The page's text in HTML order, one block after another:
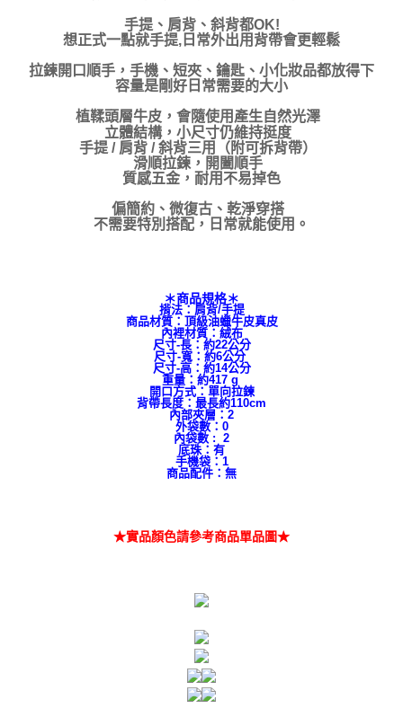
手提、肩背、斜背都OK!
想正式一點就手提,日常外出用背帶會更輕鬆
拉鍊開口順手，手機、短夾、鑰匙、小化妝品都放得下
容量是剛好日常需要的大小
植鞣頭層牛皮，會隨使用產生自然光澤
立體結構，小尺寸仍維持挺度
手提 / 肩背 / 斜背三用（附可拆背帶）
滑順拉鍊，開闔順手
質感五金，耐用不易掉色
偏簡約、微復古、乾淨穿搭
不需要特別搭配，日常就能使用。
＊商品規格＊
揹法：肩背/手提
商品材質：頂級油蠟牛皮真皮
內裡材質：絨布
尺寸-長：約22公分
尺寸-寬：約6公分
尺寸-高：約14公分
重量：約417 g
開口方式：單向拉鍊
背帶長度：最長約110cm
內部夾層：2
外袋數：0
內袋數 : 2
底珠：有
手機袋：1
商品配件：無
★實品顏色請參考商品單品圖★